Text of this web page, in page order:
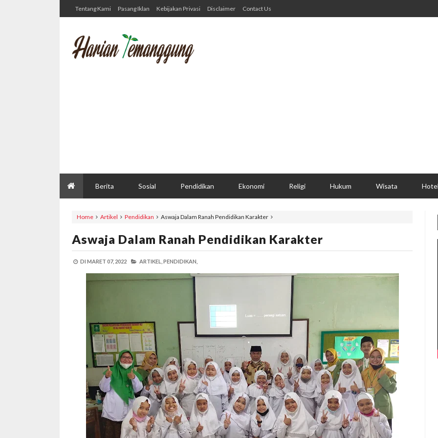
Tentang Kami Pasang Iklan Kebijakan Privasi Disclaimer Contact Us
Berita Sosial Pendidikan Ekonomi Religi Hukum Wisata Hotel
Home Artikel Pendidikan Aswaja Dalam Ranah Pendidikan Karakter
Aswaja Dalam Ranah Pendidikan Karakter
DI MARET 07, 2022 ARTIKEL, PENDIDIKAN,